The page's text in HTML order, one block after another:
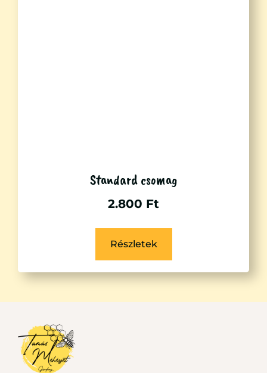
Standard csomag
2.800 Ft
Részletek